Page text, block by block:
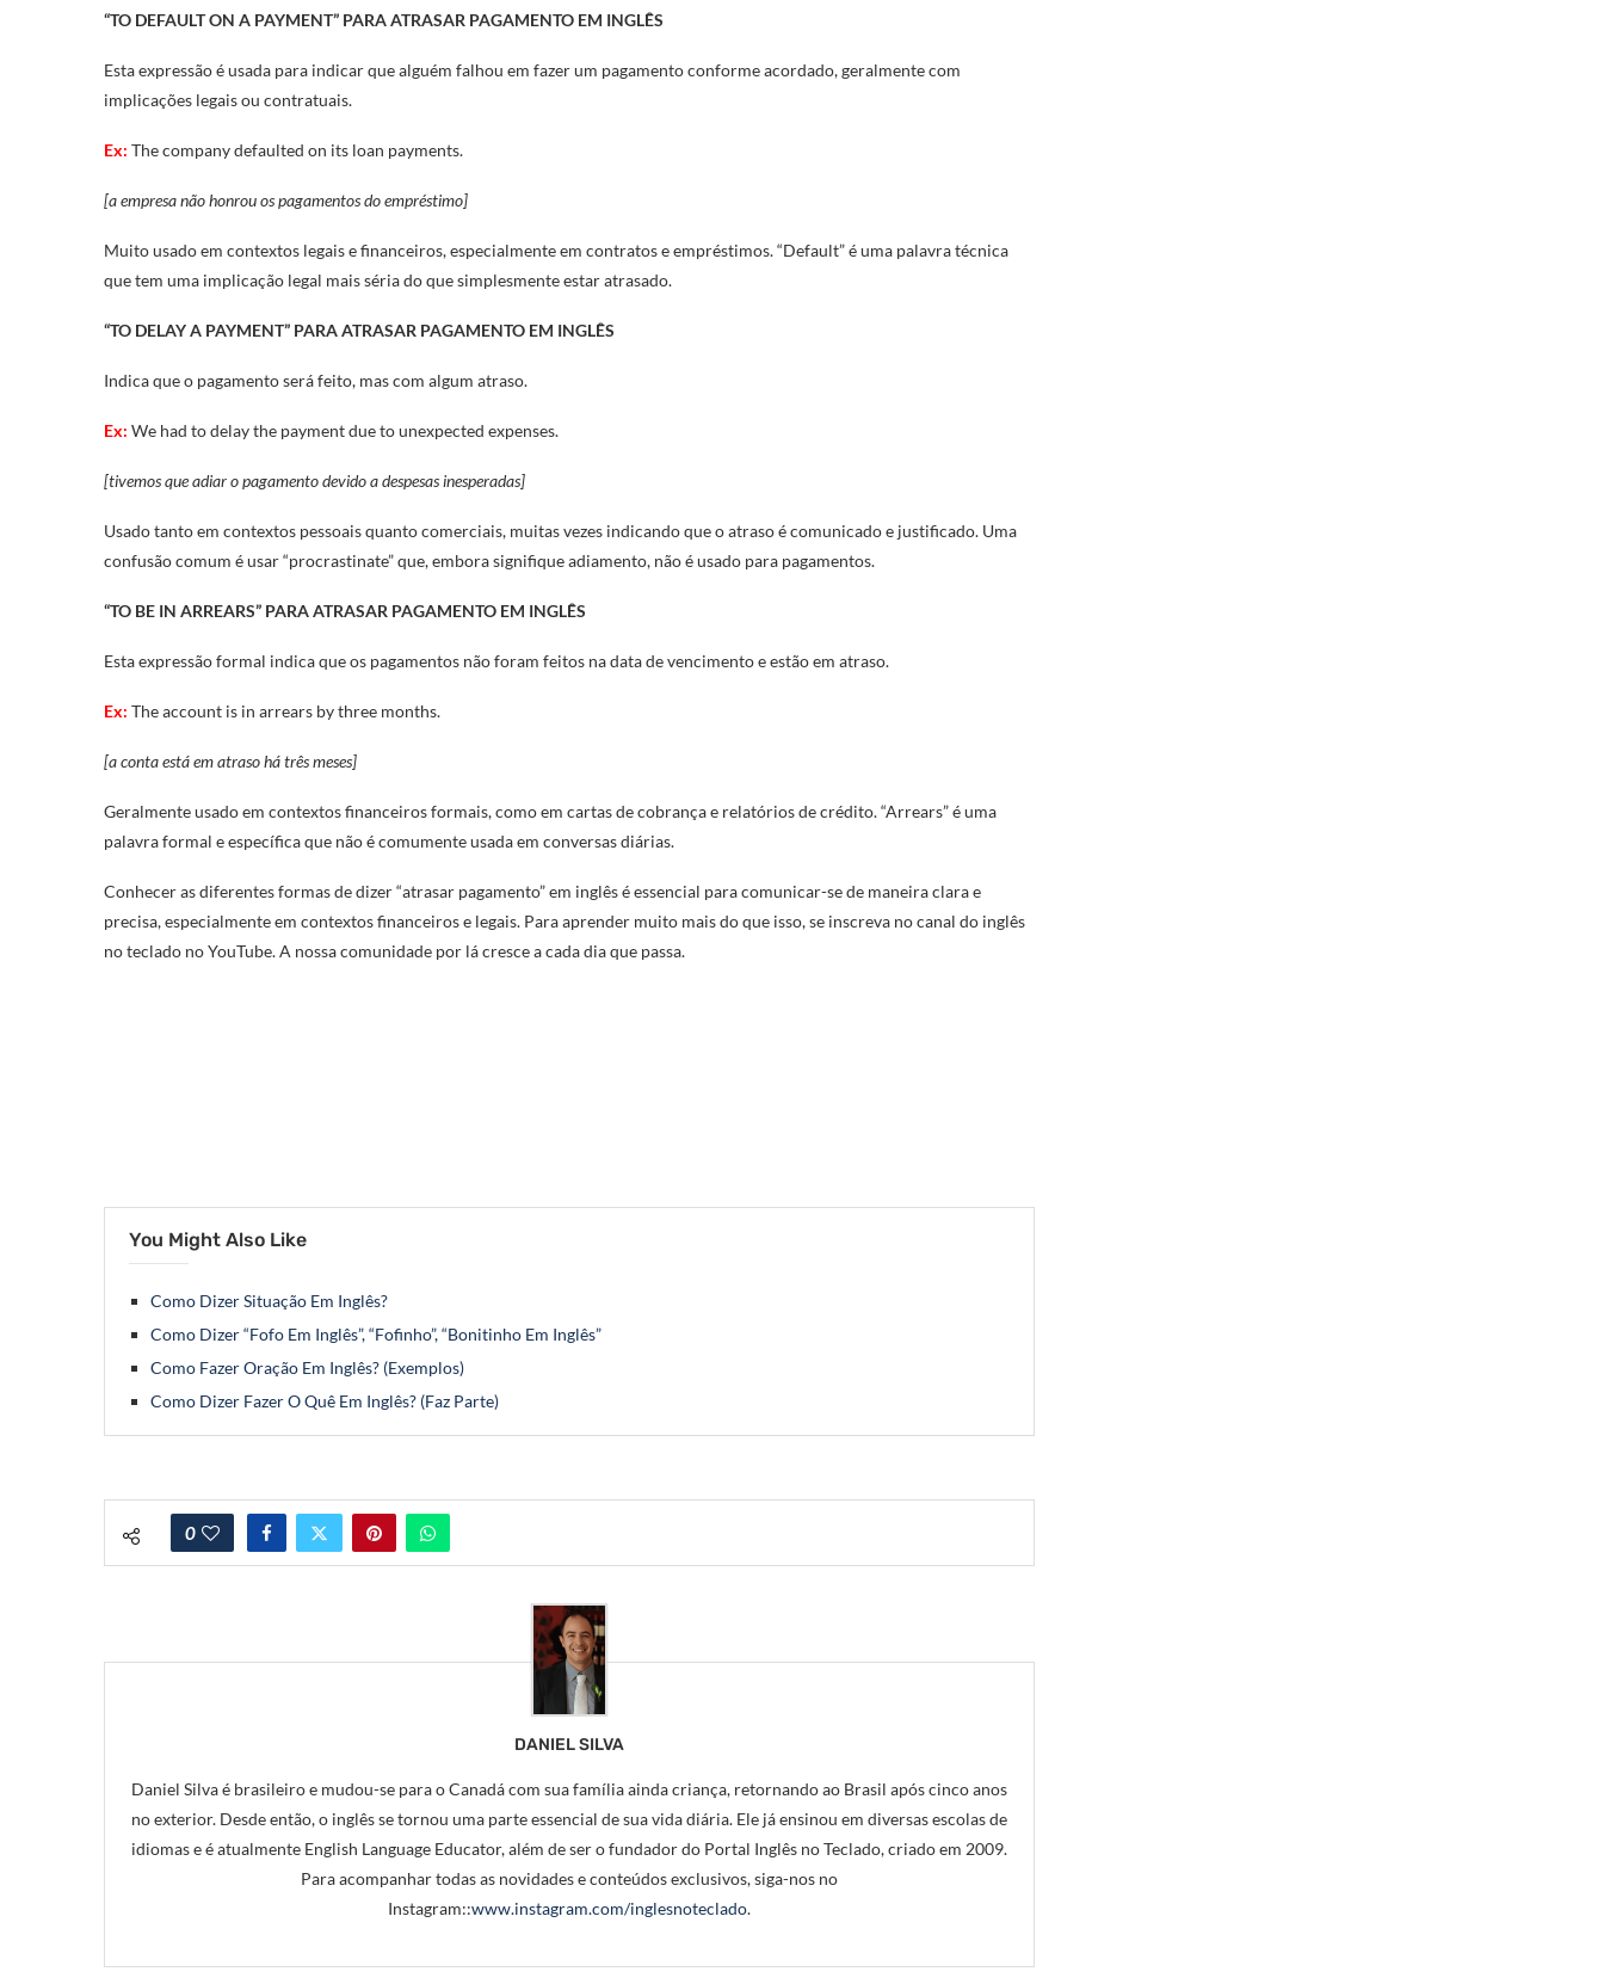
“TO DEFAULT ON A PAYMENT” PARA ATRASAR PAGAMENTO EM INGLÊS
Esta expressão é usada para indicar que alguém falhou em fazer um pagamento conforme acordado, geralmente com
implicações legais ou contratuais.
Ex: The company defaulted on its loan payments.
[a empresa não honrou os pagamentos do empréstimo]
Muito usado em contextos legais e financeiros, especialmente em contratos e empréstimos. “Default” é uma palavra técnica
que tem uma implicação legal mais séria do que simplesmente estar atrasado.
“TO DELAY A PAYMENT” PARA ATRASAR PAGAMENTO EM INGLÊS
Indica que o pagamento será feito, mas com algum atraso.
Ex: We had to delay the payment due to unexpected expenses.
[tivemos que adiar o pagamento devido a despesas inesperadas]
Usado tanto em contextos pessoais quanto comerciais, muitas vezes indicando que o atraso é comunicado e justificado. Uma
confusão comum é usar “procrastinate” que, embora signifique adiamento, não é usado para pagamentos.
“TO BE IN ARREARS” PARA ATRASAR PAGAMENTO EM INGLÊS
Esta expressão formal indica que os pagamentos não foram feitos na data de vencimento e estão em atraso.
Ex: The account is in arrears by three months.
[a conta está em atraso há três meses]
Geralmente usado em contextos financeiros formais, como em cartas de cobrança e relatórios de crédito. “Arrears” é uma
palavra formal e específica que não é comumente usada em conversas diárias.
Conhecer as diferentes formas de dizer “atrasar pagamento” em inglês é essencial para comunicar-se de maneira clara e
precisa, especialmente em contextos financeiros e legais. Para aprender muito mais do que isso, se inscreva no canal do inglês
no teclado no YouTube. A nossa comunidade por lá cresce a cada dia que passa.
You Might Also Like
Como Dizer Situação Em Inglês?
Como Dizer “Fofo Em Inglês”, “Fofinho”, “Bonitinho Em Inglês”
Como Fazer Oração Em Inglês? (Exemplos)
Como Dizer Fazer O Quê Em Inglês? (Faz Parte)
0
DANIEL SILVA
Daniel Silva é brasileiro e mudou-se para o Canadá com sua família ainda criança, retornando ao Brasil após cinco anos
no exterior. Desde então, o inglês se tornou uma parte essencial de sua vida diária. Ele já ensinou em diversas escolas de
idiomas e é atualmente English Language Educator, além de ser o fundador do Portal Inglês no Teclado, criado em 2009.
Para acompanhar todas as novidades e conteúdos exclusivos, siga-nos no
Instagram::www.instagram.com/inglesnoteclado.